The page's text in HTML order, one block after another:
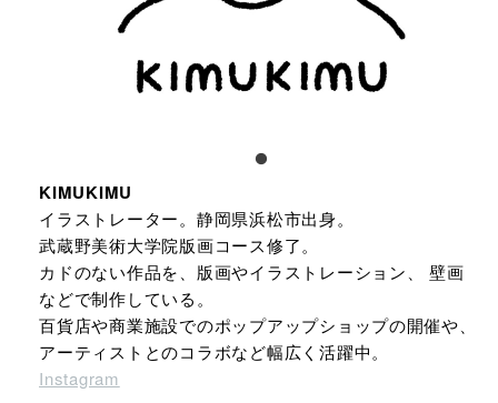
KIMUKIMU
イラストレーター。静岡県浜松市出身。
武蔵野美術大学院版画コース修了。
カドのない作品を、版画やイラストレーション、 壁画
などで制作している。
百貨店や商業施設でのポップアップショップの開催や、
アーティストとのコラボなど幅広く活躍中。
Instagram